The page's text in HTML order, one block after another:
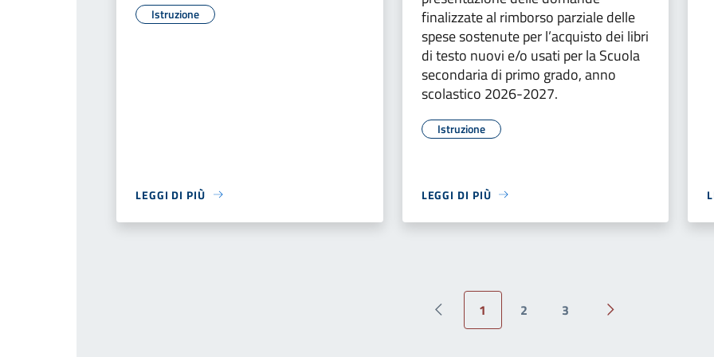
Istruzione
LEGGI DI PIÙ
finalizzate al rimborso parziale delle
spese sostenute per l’acquisto dei libri
di testo nuovi e/o usati per la Scuola
secondaria di primo grado, anno
scolastico 2026-2027.
Istruzione
LEGGI DI PIÙ
Pagina precedente
1 2 3
Pagina successiva